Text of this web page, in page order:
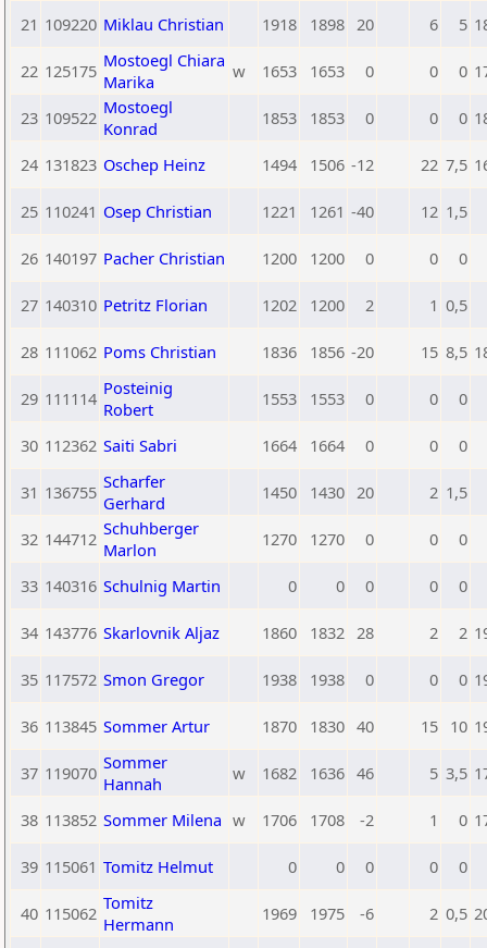
21 109220 Miklau Christian 1918 1898 20 6 5
22 125175 Mostoegl Chiara
Marika
w 1653 1653 0 0 0
23 109522 Mostoegl
Konrad
1853 1853 0 0 0
24 131823 Oschep Heinz 1494 1506 -12 22 7,5
25 110241 Osep Christian 1221 1261 -40 12 1,5
26 140197 Pacher Christian 1200 1200 0 0 0
27 140310 Petritz Florian 1202 1200 2 1 0,5
28 111062 Poms Christian 1836 1856 -20 15 8,5
29 111114 Posteinig
Robert
1553 1553 0 0 0
30 112362 Saiti Sabri 1664 1664 0 0 0
31 136755 Scharfer
Gerhard
1450 1430 20 2 1,5
32 144712 Schuhberger
Marlon
1270 1270 0 0 0
33 140316 Schulnig Martin 0 0 0 0 0
34 143776 Skarlovnik Aljaz 1860 1832 28 2 2
35 117572 Smon Gregor 1938 1938 0 0 0
36 113845 Sommer Artur 1870 1830 40 15 10
37 119070 Sommer
Hannah
w 1682 1636 46 5 3,5
38 113852 Sommer Milena w 1706 1708 -2 1 0
39 115061 Tomitz Helmut 0 0 0 0 0
40 115062 Tomitz
Hermann
1969 1975 -6 2 0,5